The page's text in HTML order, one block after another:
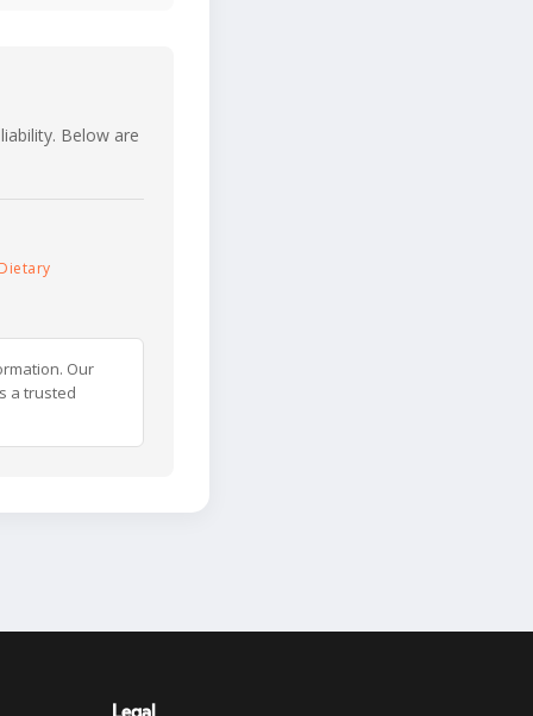
Below are
Our
a trusted